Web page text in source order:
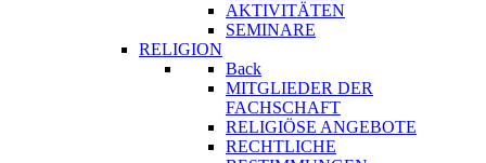
AKTIVITÄTEN
SEMINARE
RELIGION
Back
MITGLIEDER DER
FACHSCHAFT
RELIGIÖSE ANGEBOTE
RECHTLICHE